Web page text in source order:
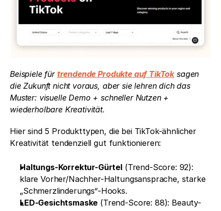
Beispiele für trendende Produkte auf TikTok sagen
die Zukunft nicht voraus, aber sie lehren dich das
Muster: visuelle Demo + schneller Nutzen +
wiederholbare Kreativität.
Hier sind 5 Produkttypen, die bei TikTok-ähnlicher
Kreativität tendenziell gut funktionieren:
Haltungs-Korrektur-Gürtel (Trend-Score: 92):
klare Vorher/Nachher-Haltungsansprache, starke
„Schmerzlinderungs“-Hooks.
LED-Gesichtsmaske (Trend-Score: 88): Beauty-